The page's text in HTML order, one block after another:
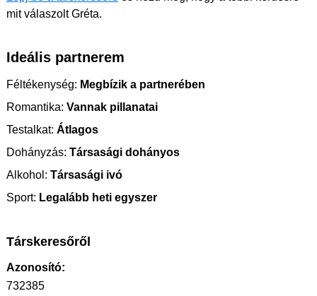
mit válaszolt Gréta.
Ideális partnerem
Féltékenység: Megbízik a partnerében
Romantika: Vannak pillanatai
Testalkat: Átlagos
Dohányzás: Társasági dohányos
Alkohol: Társasági ivó
Sport: Legalább heti egyszer
Társkeresőről
Azonosító:
732385